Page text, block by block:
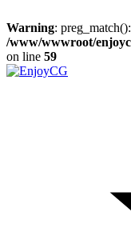
Warning:
/www/wwwroot/
on line 59